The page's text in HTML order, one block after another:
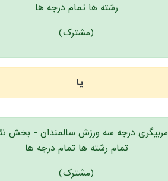
رشته ها تمام درجه ها
(مشترک)
یا
مربیگری درجه سه ورزش سالمندان - بخش
تمام رشته ها تمام درجه ها
(مشترک)